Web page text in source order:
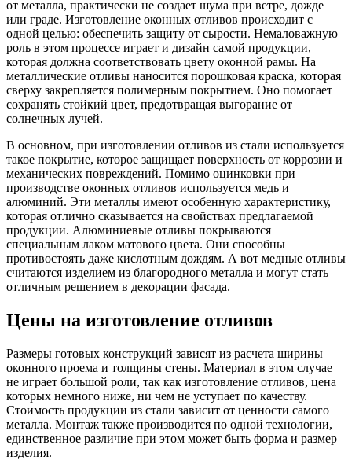
от металла, практически не создает шума при ветре, дожде
или граде. Изготовление оконных отливов происходит с
одной целью: обеспечить защиту от сырости. Немаловажную
роль в этом процессе играет и дизайн самой продукции,
которая должна соответствовать цвету оконной рамы. На
металлические отливы наносится порошковая краска, которая
сверху закрепляется полимерным покрытием. Оно помогает
сохранять стойкий цвет, предотвращая выгорание от
солнечных лучей.
В основном, при изготовлении отливов из стали используется
такое покрытие, которое защищает поверхность от коррозии и
механических повреждений. Помимо оцинковки при
производстве оконных отливов используется медь и
алюминий. Эти металлы имеют особенную характеристику,
которая отлично сказывается на свойствах предлагаемой
продукции. Алюминиевые отливы покрываются
специальным лаком матового цвета. Они способны
противостоять даже кислотным дождям. А вот медные отливы
считаются изделием из благородного металла и могут стать
отличным решением в декорации фасада.
Цены на изготовление отливов
Размеры готовых конструкций зависят из расчета ширины
оконного проема и толщины стены. Материал в этом случае
не играет большой роли, так как изготовление отливов, цена
которых немного ниже, ни чем не уступает по качеству.
Стоимость продукции из стали зависит от ценности самого
металла. Монтаж также производится по одной технологии,
единственное различие при этом может быть форма и размер
изделия.